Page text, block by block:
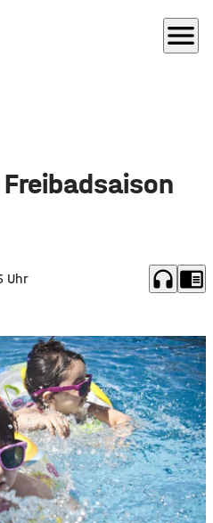
menu
Uhr headphones chrome_reader_mode